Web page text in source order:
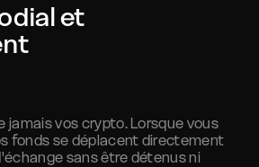
et
jamais vos crypto. Lorsque vous
fonds se déplacent directement
sans être détenus ni